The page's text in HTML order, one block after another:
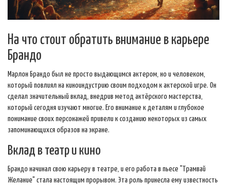
На что стоит обратить внимание в карьере
Брандо
Марлон Брандо был не просто выдающимся актером, но и человеком,
который повлиял на киноиндустрию своим подходом к актерской игре. Он
сделал значительный вклад, внедрив метод актёрского мастерства,
который сегодня изучают многие. Его внимание к деталям и глубокое
понимание своих персонажей привели к созданию некоторых из самых
запоминающихся образов на экране.
Вклад в театр и кино
Брандо начинал свою карьеру в театре, и его работа в пьесе "Трамвай
Желание" стала настоящим прорывом. Эта роль принесла ему известность